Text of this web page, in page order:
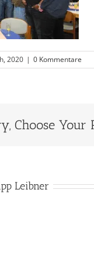
2020 | 0 Kommentare
Choose Your
Leibner